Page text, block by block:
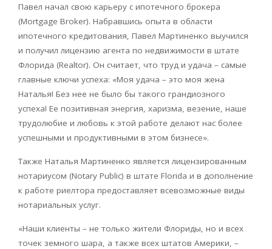
Павел начал свою карьеру с ипотечного брокера
(Mortgage Broker). Набравшись опыта в области
ипотечного кредитования, Павел Мартиненко выучился
и получил лицензию агента по недвижимости в штате
Флорида (Realtor). Он считает, что труд и удача – самые
главные ключи успеха: «Моя удача – это моя жена
Наталья! Без нее не было бы такого грандиозного
успеха! Ее позитивная энергия, харизма, везение, наше
трудолюбие и любовь к этой работе делают нас более
успешными и продуктивными в этом бизнесе».
Также Наталья Мартиненко является лицензированным
нотариусом (Notary Public) в штате Florida и в дополнение
к работе риелтора предоставляет всевозможные виды
нотариальных услуг.
«Наши клиенты – не только жители Флориды, но и всех
точек земного шара, а также всех штатов Америки, –